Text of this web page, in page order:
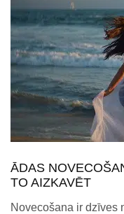
ĀDAS
TO AIZKAVĒT
Novecošana ir dzīves